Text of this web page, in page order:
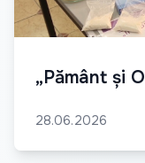
„Pământ și
28.06.2026